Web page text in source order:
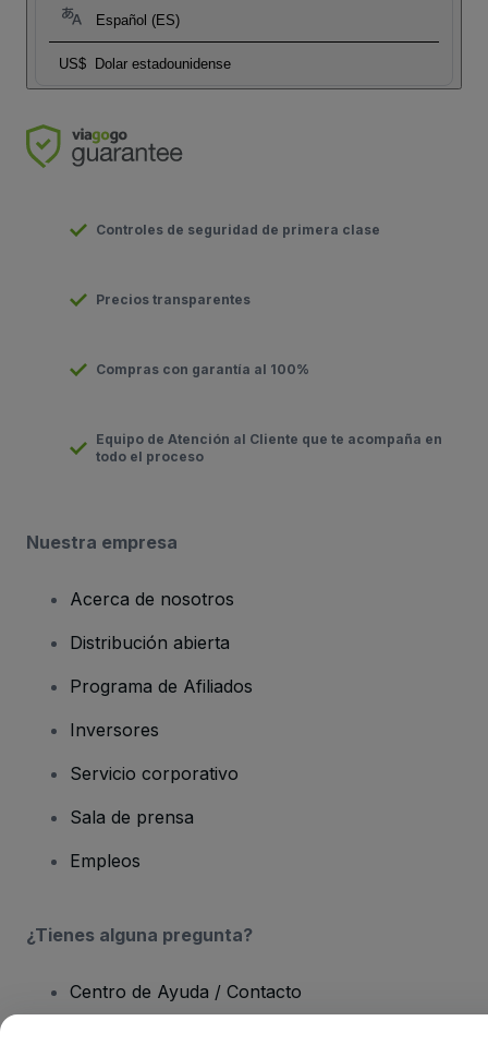
Español (ES)
US$ Dolar estadounidense
Controles de seguridad de primera clase
Precios transparentes
Compras con garantía al 100%
Equipo de Atención al Cliente que te acompaña en
todo el proceso
Nuestra empresa
Acerca de nosotros
Distribución abierta
Programa de Afiliados
Inversores
Servicio corporativo
Sala de prensa
Empleos
¿Tienes alguna pregunta?
Centro de Ayuda / Contacto